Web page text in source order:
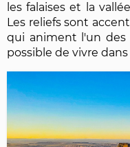
les falaises et la
Les reliefs sont
qui animent l'un
possible de vivre